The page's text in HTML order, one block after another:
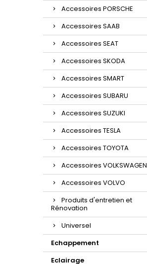
Accessoires PORSCHE
Accessoires SAAB
Accessoires SEAT
Accessoires SKODA
Accessoires SMART
Accessoires SUBARU
Accessoires SUZUKI
Accessoires TESLA
Accessoires TOYOTA
Accessoires VOLKSWAGEN
Accessoires VOLVO
Produits d'entretien et
Rénovation
Universel
Echappement
Eclairage